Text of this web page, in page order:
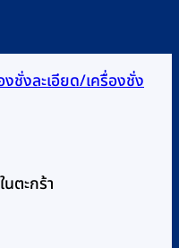
ตะกร้า
งชั่งละเอียด/เครื่องชั่ง